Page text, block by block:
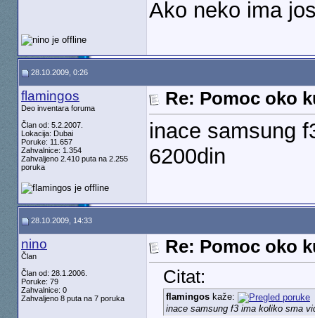
Ako neko ima
28.10.2009, 0:26
flamingos
Deo inventara foruma
Član od: 5.2.2007.
Lokacija: Dubai
Poruke: 11.657
Zahvalnice: 1.354
Zahvaljeno 2.410 puta na 2.255
poruka
Re: Pomoc oko
inace samsung
6200din
28.10.2009, 14:33
nino
Član
Član od: 28.1.2006.
Poruke: 79
Zahvalnice: 0
Zahvaljeno 8 puta na 7 poruka
Re: Pomoc oko
Citat:
flamingoskaže:
inace samsung f3 ima koliko sma